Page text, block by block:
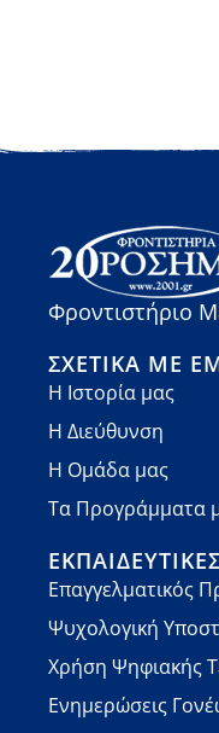
Φροντιστήριο
ΣΧΕΤΙΚΆ ΜΕ
Η Ιστορία μας
Η Διεύθυνση
Η Ομάδα μας
Τα Προγράμματα
Επαγγελματικός
Ψυχολογική
Χρήση Ψηφιακής
Ενημερώσεις